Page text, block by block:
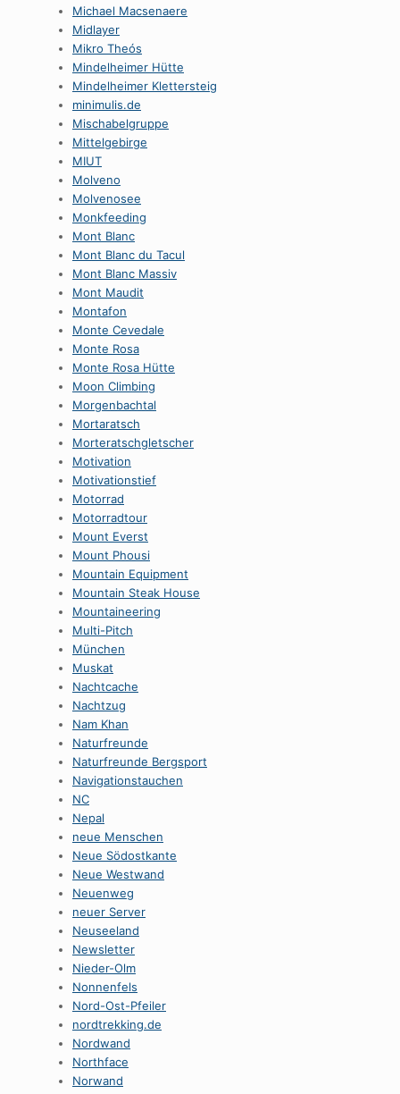
Michael Macsenaere
Midlayer
Mikro Theós
Mindelheimer Hütte
Mindelheimer Klettersteig
minimulis.de
Mischabelgruppe
Mittelgebirge
MIUT
Molveno
Molvenosee
Monkfeeding
Mont Blanc
Mont Blanc du Tacul
Mont Blanc Massiv
Mont Maudit
Montafon
Monte Cevedale
Monte Rosa
Monte Rosa Hütte
Moon Climbing
Morgenbachtal
Mortaratsch
Morteratschgletscher
Motivation
Motivationstief
Motorrad
Motorradtour
Mount Everst
Mount Phousi
Mountain Equipment
Mountain Steak House
Mountaineering
Multi-Pitch
München
Muskat
Nachtcache
Nachtzug
Nam Khan
Naturfreunde
Naturfreunde Bergsport
Navigationstauchen
NC
Nepal
neue Menschen
Neue Södostkante
Neue Westwand
Neuenweg
neuer Server
Neuseeland
Newsletter
Nieder-Olm
Nonnenfels
Nord-Ost-Pfeiler
nordtrekking.de
Nordwand
Northface
Norwand